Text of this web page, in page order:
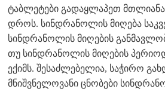
ტაბლეტები გადაყლაპეთ
დროს. სინდრანოლის მიღება
სინდრანოლის მიღების
თუ სინდრანოლის მიღების
ექიმს. შესაძლებელია, საჭირო
მნიშვნელოვანი ცნობები